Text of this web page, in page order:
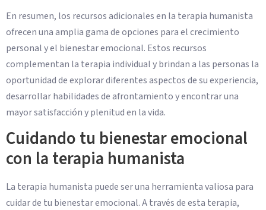
En resumen, los recursos adicionales en la terapia humanista
ofrecen una amplia gama de opciones para el crecimiento
personal y el bienestar emocional. Estos recursos
complementan la terapia individual y brindan a las personas la
oportunidad de explorar diferentes aspectos de su experiencia,
desarrollar habilidades de afrontamiento y encontrar una
mayor satisfacción y plenitud en la vida.
Cuidando tu bienestar emocional
con la terapia humanista
La terapia humanista puede ser una herramienta valiosa para
cuidar de tu bienestar emocional. A través de esta terapia,